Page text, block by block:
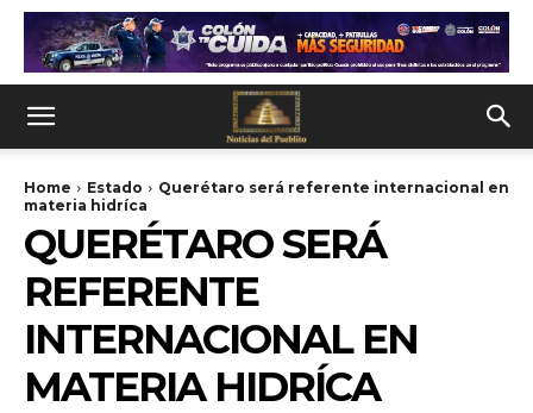
Home Estado
Querétaro será referente internacional en
materia hidríca
QUERÉTARO SERÁ
REFERENTE
INTERNACIONAL EN
MATERIA HIDRÍCA